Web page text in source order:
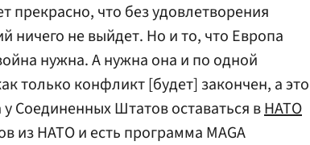
прекрасно, что без удовлетворения
ничего не выйдет. Но и то, что Европа
нужна. А нужна она и по одной
только конфликт [будет] закончен, а это
Соединенных Штатов оставаться вНАТО
из НАТО и есть программа MAGA